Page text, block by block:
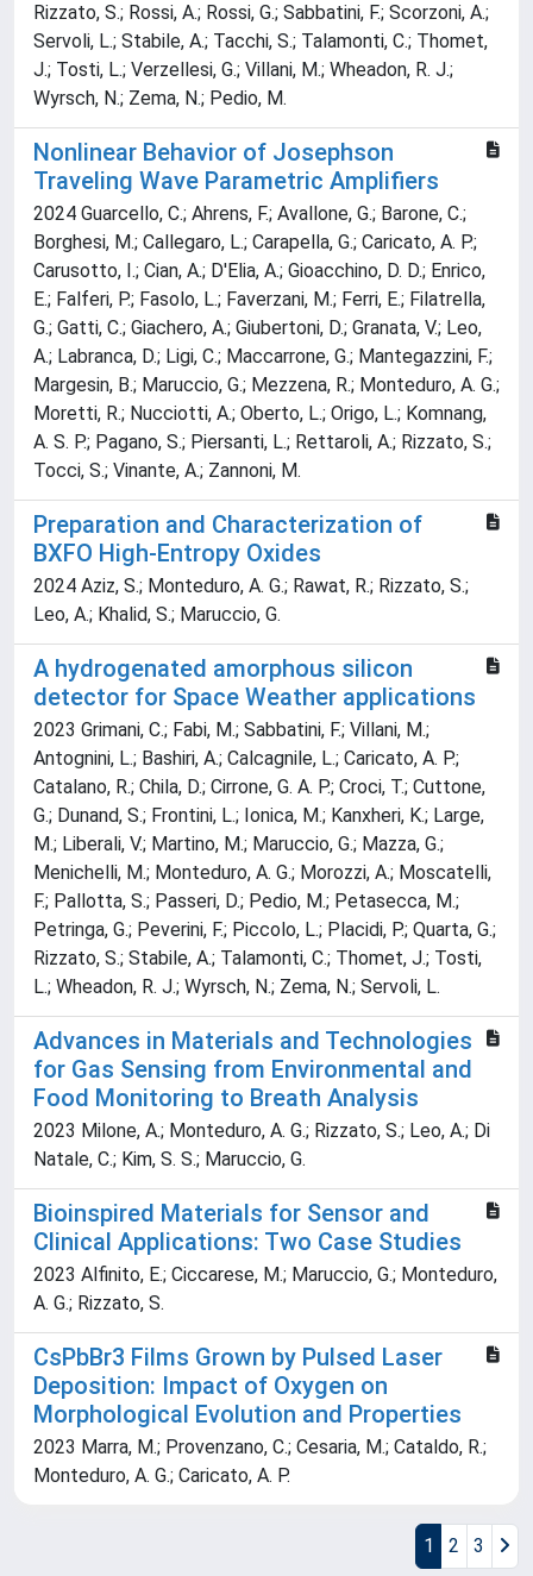
Rizzato, S.; Rossi, A.; Rossi, G.; Sabbatini, F.; Scorzoni, A.;
Servoli, L.; Stabile, A.; Tacchi, S.; Talamonti, C.; Thomet,
J.; Tosti, L.; Verzellesi, G.; Villani, M.; Wheadon, R. J.;
Wyrsch, N.; Zema, N.; Pedio, M.
Nonlinear Behavior of Josephson
Traveling Wave Parametric Amplifiers
2024 Guarcello, C.; Ahrens, F.; Avallone, G.; Barone, C.;
Borghesi, M.; Callegaro, L.; Carapella, G.; Caricato, A. P.;
Carusotto, I.; Cian, A.; D'Elia, A.; Gioacchino, D. D.; Enrico,
E.; Falferi, P.; Fasolo, L.; Faverzani, M.; Ferri, E.; Filatrella,
G.; Gatti, C.; Giachero, A.; Giubertoni, D.; Granata, V.; Leo,
A.; Labranca, D.; Ligi, C.; Maccarrone, G.; Mantegazzini, F.;
Margesin, B.; Maruccio, G.; Mezzena, R.; Monteduro, A. G.;
Moretti, R.; Nucciotti, A.; Oberto, L.; Origo, L.; Komnang,
A. S. P.; Pagano, S.; Piersanti, L.; Rettaroli, A.; Rizzato, S.;
Tocci, S.; Vinante, A.; Zannoni, M.
Preparation and Characterization of
BXFO High-Entropy Oxides
2024 Aziz, S.; Monteduro, A. G.; Rawat, R.; Rizzato, S.;
Leo, A.; Khalid, S.; Maruccio, G.
A hydrogenated amorphous silicon
detector for Space Weather applications
2023 Grimani, C.; Fabi, M.; Sabbatini, F.; Villani, M.;
Antognini, L.; Bashiri, A.; Calcagnile, L.; Caricato, A. P.;
Catalano, R.; Chila, D.; Cirrone, G. A. P.; Croci, T.; Cuttone,
G.; Dunand, S.; Frontini, L.; Ionica, M.; Kanxheri, K.; Large,
M.; Liberali, V.; Martino, M.; Maruccio, G.; Mazza, G.;
Menichelli, M.; Monteduro, A. G.; Morozzi, A.; Moscatelli,
F.; Pallotta, S.; Passeri, D.; Pedio, M.; Petasecca, M.;
Petringa, G.; Peverini, F.; Piccolo, L.; Placidi, P.; Quarta, G.;
Rizzato, S.; Stabile, A.; Talamonti, C.; Thomet, J.; Tosti,
L.; Wheadon, R. J.; Wyrsch, N.; Zema, N.; Servoli, L.
Advances in Materials and Technologies
for Gas Sensing from Environmental and
Food Monitoring to Breath Analysis
2023 Milone, A.; Monteduro, A. G.; Rizzato, S.; Leo, A.; Di
Natale, C.; Kim, S. S.; Maruccio, G.
Bioinspired Materials for Sensor and
Clinical Applications: Two Case Studies
2023 Alfinito, E.; Ciccarese, M.; Maruccio, G.; Monteduro,
A. G.; Rizzato, S.
CsPbBr3 Films Grown by Pulsed Laser
Deposition: Impact of Oxygen on
Morphological Evolution and Properties
2023 Marra, M.; Provenzano, C.; Cesaria, M.; Cataldo, R.;
Monteduro, A. G.; Caricato, A. P.
1 2 3